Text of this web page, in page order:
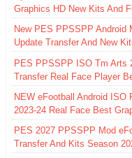
Graphics HD New Kits And
New PES PPSSPP Android
Update Transfer And New
PES PPSSPP ISO Tm Arts
Transfer Real Face Player
NEW eFootball Android
2023-24 Real Face Best
PES 2027 PPSSPP Mod
Transfer And Kits Season